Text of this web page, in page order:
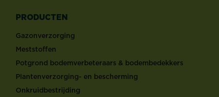
PRODUCTEN
Gazonverzorging
Meststoffen
Potgrond bodemverbeteraars & bodembedekkers
Plantenverzorging- en bescherming
Onkruidbestrijding